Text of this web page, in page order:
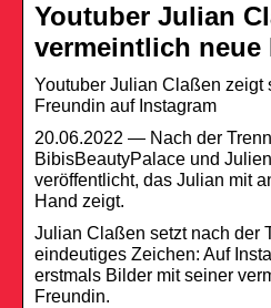
Youtuber Julian
vermeintlich neue
Youtuber Julian Claßen zeigt
Freundin auf Instagram
20.06.2022 — Nach der
BibisBeautyPalace und
veröffentlicht, das Julian mit
Hand zeigt.
Julian Claßen setzt nach der
eindeutiges Zeichen: Auf
erstmals Bilder mit seiner
Freundin.